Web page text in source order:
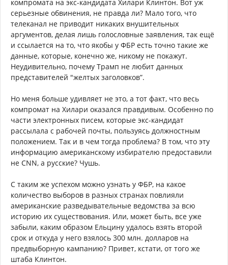
компромата на экс-кандидата Хилари Клинтон. Вот уж
серьезные обвинения, не правда ли? Мало того, что
телеканал не приводит никаких внушительных
аргументов, делая лишь голословные заявления, так ещё
и ссылается на то, что якобы у ФБР есть точно такие же
данные, которые, конечно же, никому не покажут.
Неудивительно, почему Трамп не любит данных
представителей "желтых заголовков”.
Но меня больше удивляет не это, а тот факт, что весь
компромат на Хилари оказался правдивым. Особенно по
части электронных писем, которые экс-кандидат
рассылала с рабочей почты, пользуясь должностным
положением. Так и в чем тогда проблема? В том, что эту
информацию американскому избирателю предоставили
не CNN, а русские? Чушь.
С таким же успехом можно узнать у ФБР, на какое
количество выборов в разных странах повлияли
американские разведывательные ведомства за всю
историю их существования. Или, может быть, все уже
забыли, каким образом Ельцину удалось взять второй
срок и откуда у него взялось 300 млн. долларов на
предвыборную кампанию? Привет, кстати, от того же
штаба Клинтон.